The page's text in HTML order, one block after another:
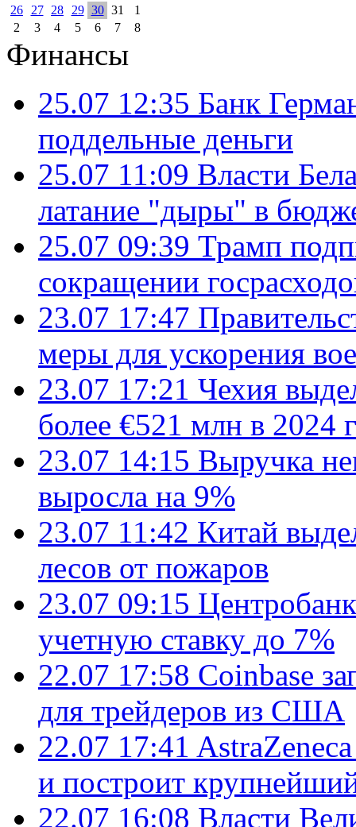
26
27 28 29 30 31
1
2
3 4 5 6 7 8
Финансы
25.07 12:35 Банк
поддельные деньги
25.07 11:09 Власти
латание "дыры" в
25.07 09:39 Трамп
сокращении
23.07 17:47
меры для ускорения
23.07 17:21 Чехия
более €521 млн в 2024
23.07 14:15 Выручка
выросла на 9%
23.07 11:42 Китай
лесов от пожаров
23.07 09:15
учетную ставку до 7%
22.07 17:58 Coinbase
для трейдеров из США
22.07 17:41
и построит
22.07 16:08 Власти